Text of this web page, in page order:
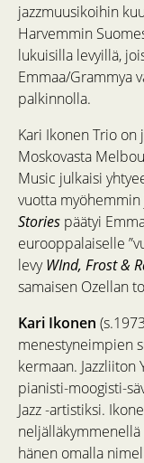
jazzmuusikoihin
Harvemmin
lukuisilla levyillä,
Emmaa/Grammya
palkinnolla.
Kari Ikonen Trio
Moskovasta
Music julkaisi
vuotta myöhemmin
Stories päätyi
eurooppalaiselle
levyWInd, Frost &
samaisen Ozellan
Kari Ikonen
menestyneimpien
kermaan.
pianisti-moogisti-
Jazz -artistiksi.
neljälläkymmenellä
hänen omalla